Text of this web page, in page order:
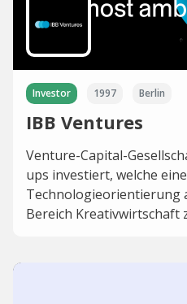
Investor 1997 Berlin
IBB Ventures
Venture-Capital-
ups investiert, welche
Technologieorientierung
Bereich Kreativwirtschaft